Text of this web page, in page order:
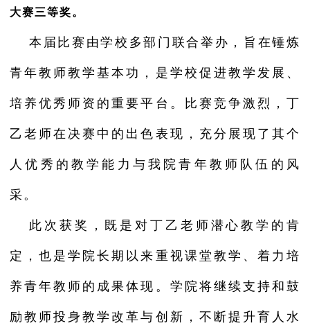
大赛三等奖。
本届比赛由学校多部门联合举办，旨在锤炼
青年教师教学基本功，是学校促进教学发展、
培养优秀师资的重要平台。比赛竞争激烈，丁
乙老师在决赛中的出色表现，充分展现了其个
人优秀的教学能力与我院青年教师队伍的风
采。
此次获奖，既是对丁乙老师潜心教学的肯
定，也是学院长期以来重视课堂教学、着力培
养青年教师的成果体现。学院将继续支持和鼓
励教师投身教学改革与创新，不断提升育人水